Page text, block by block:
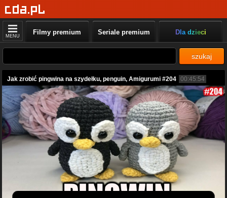
MENU Filmy premium Seriale premium Dla dzieci
szukaj
Jak zrobić pingwina na szydełku, penguin, Amigurumi #204 00:45:54